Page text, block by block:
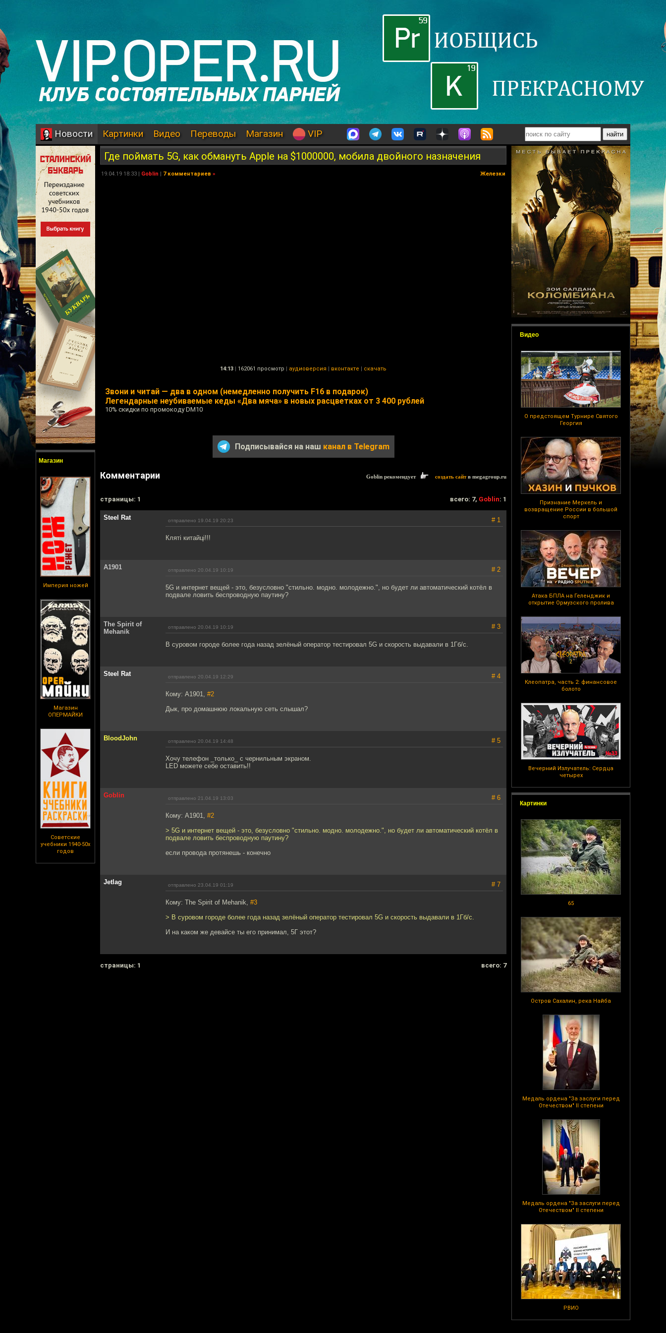
Новости Картинки Видео Переводы Магазин VIP
Магазин
Империя ножей
Магазин
ОПЕРМАЙКИ
Советские
учебники 1940-50х
годов
Видео
О предстоящем Турнире Святого
Георгия
Признание Меркель и
возвращение России в большой
спорт
Атака БПЛА на Геленджик и
открытие Ормузского пролива
Клеопатра, часть 2: финансовое
болото
Вечерний Излучатель: Сердца
четырех
Картинки
65
Остров Сахалин, река Найба
Медаль ордена "За заслуги перед
Отечеством" II степени
Медаль ордена "За заслуги перед
Отечеством" II степени
РВИО
Где поймать 5G, как обмануть Apple на $1000000, мобила двойного назначения
19.04.19 18:33 | Goblin | 7 комментариев » Железки
14:13 | 162061 просмотр | аудиоверсия | вконтакте | скачать
Звони и читай — два в одном (немедленно получить F16 в подарок)
Легендарные неубиваемые кеды «Два мяча» в новых расцветках от 3 400 рублей
10% скидки по промокоду DM10
Подписывайся на наш канал в Telegram
Комментарии Goblin рекомендует создать сайтв megagroup.ru
cтраницы: 1 всего: 7, Goblin: 1
Steel Rat отправлено 19.04.19 20:23 # 1
Кляті китайці!!!
A1901 отправлено 20.04.19 10:19 # 2
5G и интернет вещей - это, безусловно "стильно. модно. молодежно.", но будет ли автоматический котёл в
подвале ловить беспроводную паутину?
The Spirit of
Mehanik
отправлено 20.04.19 10:19 # 3
В суровом городе более года назад зелёный оператор тестировал 5G и скорость выдавали в 1Гб/с.
Steel Rat отправлено 20.04.19 12:29 # 4
Кому: A1901, #2
Дык, про домашнюю локальную сеть слышал?
BloodJohn отправлено 20.04.19 14:48 # 5
Хочу телефон _только_ с чернильным экраном.
LED можете себе оставить!!
Goblin отправлено 21.04.19 13:03 # 6
Кому: A1901, #2
> 5G и интернет вещей - это, безусловно "стильно. модно. молодежно.", но будет ли автоматический котёл в
подвале ловить беспроводную паутину?
если провода протянешь - конечно
Jetlag отправлено 23.04.19 01:19 # 7
Кому: The Spirit of Mehanik, #3
> В суровом городе более года назад зелёный оператор тестировал 5G и скорость выдавали в 1Гб/с.
И на каком же девайсе ты его принимал, 5Г этот?
cтраницы: 1 всего: 7